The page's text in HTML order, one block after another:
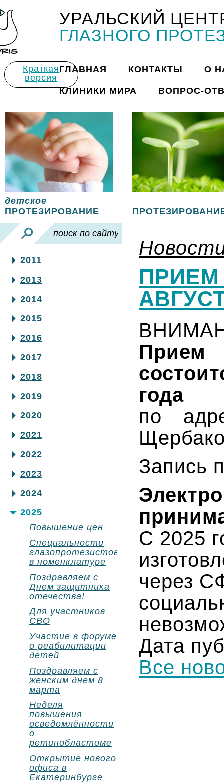
УРАЛЬСКИЙ
ГЛАЗНОГО
Краткая
версия
ГЛАВНАЯ КОНТАКТЫ О
КЛИНИКИ МИРА ВОПРОС-
детское
ПРОТЕЗИРОВАНИЕ
2011
2013
2014
2015
2016
2017
2018
2019
2020
2021
2022
2023
2024
2025
Повышение цен
Специальности
глазопротезистов
в номенклатуре
Поздравляем с
Днем защитника
отечества!
Для участников
СВО
Участие в форуме
о реабилитации
детей
Поздравляем с
женским днем 8
марта
Неделя
повышения
осведомлённости
о
ретинобластоме
Открытие нового
офиса в
Екатеринбурге
ПРИЕМ
года
по
Запись
С 2025
через
Дата
Все